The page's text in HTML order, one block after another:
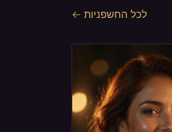
לכל החשפניות ←